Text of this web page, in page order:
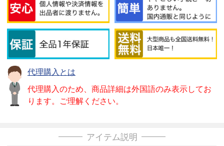
代理購入とは
代理購入のため、商品詳細は外国語のみ表示してお
ります。ご理解ください。
アイテム説明